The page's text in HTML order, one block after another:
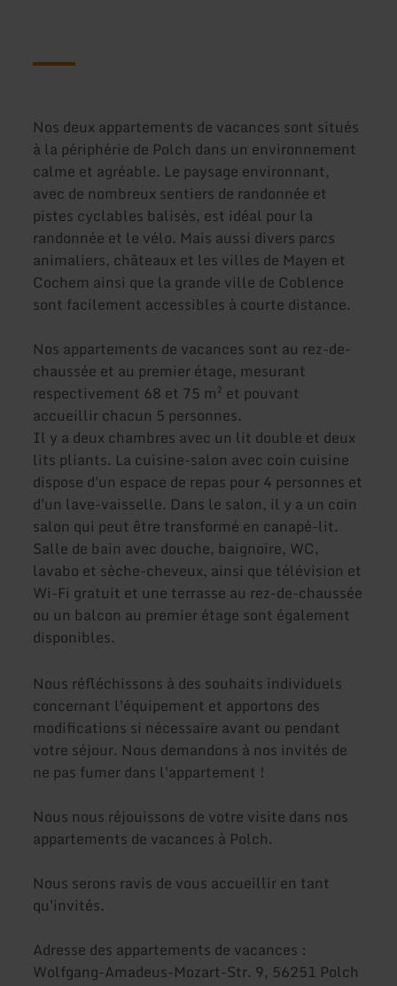
Nos deux appartements de vacances sont situés
à la périphérie de Polch dans un environnement
calme et agréable. Le paysage environnant,
avec de nombreux sentiers de randonnée et
pistes cyclables balisés, est idéal pour la
randonnée et le vélo. Mais aussi divers parcs
animaliers, châteaux et les villes de Mayen et
Cochem ainsi que la grande ville de Coblence
sont facilement accessibles à courte distance.
Nos appartements de vacances sont au rez-de-
chaussée et au premier étage, mesurant
respectivement 68 et 75 m² et pouvant
accueillir chacun 5 personnes.
Il y a deux chambres avec un lit double et deux
lits pliants. La cuisine-salon avec coin cuisine
dispose d'un espace de repas pour 4 personnes et
d'un lave-vaisselle. Dans le salon, il y a un coin
salon qui peut être transformé en canapé-lit.
Salle de bain avec douche, baignoire, WC,
lavabo et sèche-cheveux, ainsi que télévision et
Wi-Fi gratuit et une terrasse au rez-de-chaussée
ou un balcon au premier étage sont également
disponibles.
Nous réfléchissons à des souhaits individuels
concernant l'équipement et apportons des
modifications si nécessaire avant ou pendant
votre séjour. Nous demandons à nos invités de
ne pas fumer dans l'appartement !
Nous nous réjouissons de votre visite dans nos
appartements de vacances à Polch.
Nous serons ravis de vous accueillir en tant
qu'invités.
Adresse des appartements de vacances :
Wolfgang-Amadeus-Mozart-Str. 9, 56251 Polch